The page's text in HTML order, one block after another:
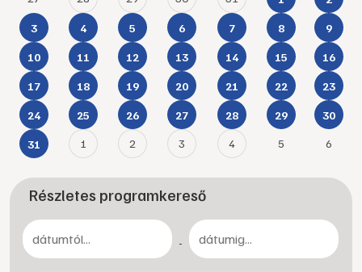
3 4 5 6 7 8 9
10 11 12 13 14 15 16
17 18 19 20 21 22 23
24 25 26 27 28 29 30
31 1 2 3 4 5 6
Részletes programkereső
-